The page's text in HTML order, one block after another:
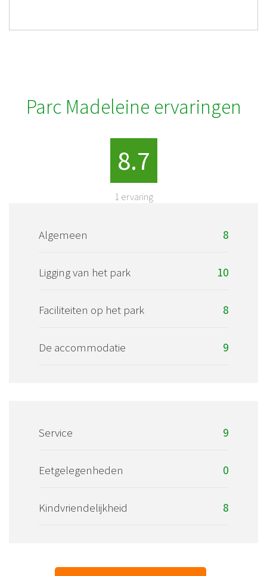
Parc Madeleine ervaringen
8.7
1 ervaring
Algemeen 8
Ligging van het park 10
Faciliteiten op het park 8
De accommodatie 9
Service 9
Eetgelegenheden 0
Kindvriendelijkheid 8